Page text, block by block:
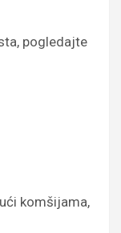
pogledajte
komšijama,